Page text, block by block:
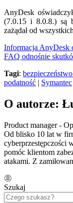
AnyDesk
(7.0.15 i 8.0.8.) są
zażądał od
Informacja AnyDesk
FAQ odnośnie
Tagi:
podatność | Symantec
O autorze:
Product manager -
Od blisko 10 lat w
cyberprzestępczości
pomóc klientom
atakami. Z
Szukaj